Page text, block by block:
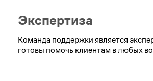
Экспертиза
Команда поддержки является
готовы помочь клиентам в любых